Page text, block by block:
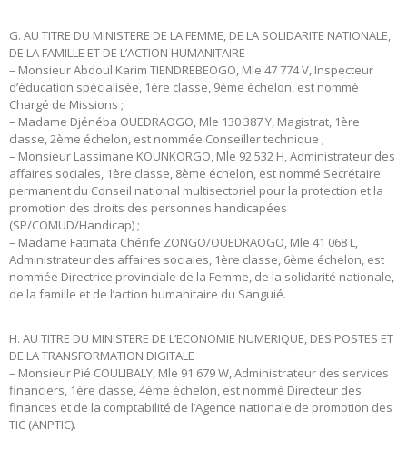
G. AU TITRE DU MINISTERE DE LA FEMME, DE LA SOLIDARITE NATIONALE,
DE LA FAMILLE ET DE L’ACTION HUMANITAIRE
– Monsieur Abdoul Karim TIENDREBEOGO, Mle 47 774 V, Inspecteur
d’éducation spécialisée, 1ère classe, 9ème échelon, est nommé
Chargé de Missions ;
– Madame Djénéba OUEDRAOGO, Mle 130 387 Y, Magistrat, 1ère
classe, 2ème échelon, est nommée Conseiller technique ;
– Monsieur Lassimane KOUNKORGO, Mle 92 532 H, Administrateur des
affaires sociales, 1ère classe, 8ème échelon, est nommé Secrétaire
permanent du Conseil national multisectoriel pour la protection et la
promotion des droits des personnes handicapées
(SP/COMUD/Handicap) ;
– Madame Fatimata Chérife ZONGO/OUEDRAOGO, Mle 41 068 L,
Administrateur des affaires sociales, 1ère classe, 6ème échelon, est
nommée Directrice provinciale de la Femme, de la solidarité nationale,
de la famille et de l’action humanitaire du Sanguié.
H. AU TITRE DU MINISTERE DE L’ECONOMIE NUMERIQUE, DES POSTES ET
DE LA TRANSFORMATION DIGITALE
– Monsieur Pié COULIBALY, Mle 91 679 W, Administrateur des services
financiers, 1ère classe, 4ème échelon, est nommé Directeur des
finances et de la comptabilité de l’Agence nationale de promotion des
TIC (ANPTIC).